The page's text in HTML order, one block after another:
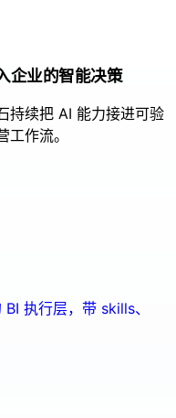
企业的智能决策
持续把 AI 能力接进可验
作流。
执行层，带 skills、